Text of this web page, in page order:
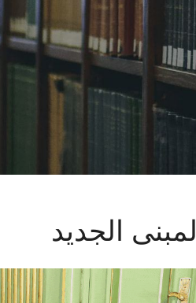
المبنى الجديد